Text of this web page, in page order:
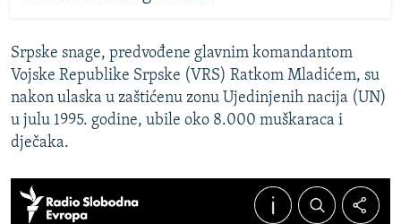
Srpske snage, predvođene glavnim komandantom
Vojske Republike Srpske (VRS) Ratkom Mladićem, su
nakon ulaska u zaštićenu zonu Ujedinjenih nacija (UN)
u julu 1995. godine, ubile oko 8.000 muškaraca i
dječaka.